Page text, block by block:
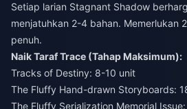
Setiap larian Stagnant Shadow
menjatuhkan 2-4 bahan. Memerlukan
penuh.
Naik Taraf Trace (Tahap Maksimum):
Tracks of Destiny: 8-10 unit
The Fluffy Hand-drawn Storyboards:
The Fluffy Serialization Memorial